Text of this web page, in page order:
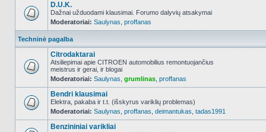
NO_UNREAD_POSTS
D.U.K.
Dažnai užduodami klausimai. Forumo dalyvių atsakymai
Moderatoriai: Saulynas proffanas
Techninė pagalba
NO_UNREAD_POSTS
Citrodaktarai
Atsiliepimai apie CITROEN automobilius remontuojančius
meistrus ir gerai, ir blogai
Moderatoriai: Saulynas grumlinas proffanas
NO_UNREAD_POSTS
Bendri klausimai
Elektra, pakaba ir t.t. (išskyrus variklių problemas)
Moderatoriai: Saulynas proffanas deimantukas tadas1991
Benzininiai varikliai